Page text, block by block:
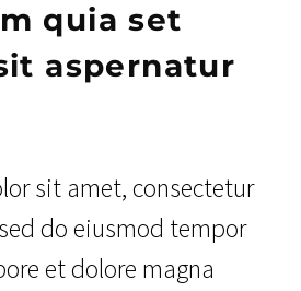
quia set
aspernatur
sit amet, consectetur
do eiusmod tempor
et dolore magna